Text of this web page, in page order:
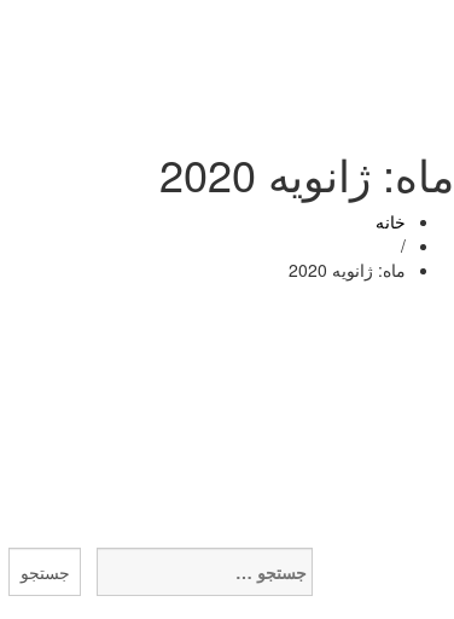
ماه: ژانویه 2020
خانه
/
ماه: ژانویه 2020
برای: